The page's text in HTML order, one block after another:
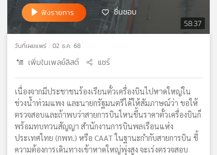
58:37
ฟังรายการ ชื่นชอบ
วันที่เผยแพร่ : 02 ธ.ค. 68
เพิ่มในเพลย์ลิสต์ แชร์
เนื่องจากมีประชาชนร้องเรียนตั๋วเครื่องบินไปหาดใหญ่ใน
ช่วงน้ำท่วมแพง และนายกรัฐมนตรีได้ให้สัมภาษณ์ว่า ขอให้
ตรวจสอบและถ้าพบว่าสายการบินไหนขึ้นราคาตั๋วเครื่องบินก็
พร้อมทบทวนสัญญา สำนักงานการบินพลเรือนแห่ง
ประเทศไทย (กพท.) หรือ CAAT ในฐานะกำกับสายการบิน ชี้
ความต้องการเดินทางเข้าหาดใหญ่พุ่งสูง จะเร่งตรวจสอบ